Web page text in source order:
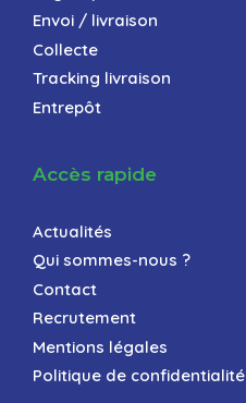
Envoi / livraison
Collecte
Tracking livraison
Entrepôt
Accès rapide
Actualités
Qui sommes-nous ?
Contact
Recrutement
Mentions légales
Politique de confidentialité